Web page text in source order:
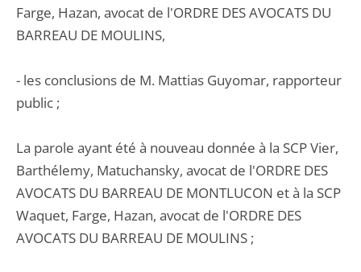
Farge, Hazan, avocat de l'ORDRE DES AVOCATS DU
BARREAU DE MOULINS,
- les conclusions de M. Mattias Guyomar, rapporteur
public ;
La parole ayant été à nouveau donnée à la SCP Vier,
Barthélemy, Matuchansky, avocat de l'ORDRE DES
AVOCATS DU BARREAU DE MONTLUCON et à la SCP
Waquet, Farge, Hazan, avocat de l'ORDRE DES
AVOCATS DU BARREAU DE MOULINS ;